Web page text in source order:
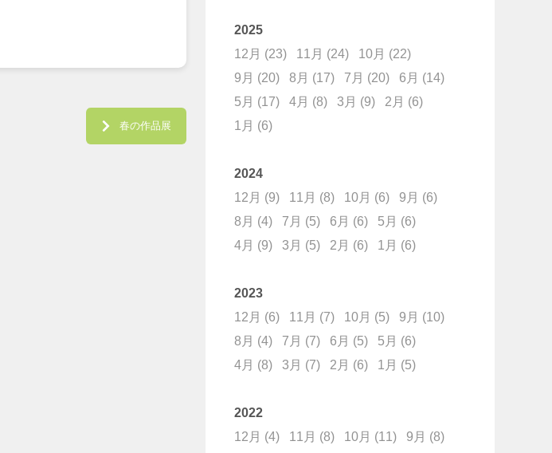
春の作品展
2025
12月 (23) 11月 (24) 10月 (22)
9月 (20) 8月 (17) 7月 (20) 6月 (14)
5月 (17) 4月 (8) 3月 (9) 2月 (6)
1月 (6)
2024
12月 (9) 11月 (8) 10月 (6) 9月 (6)
8月 (4) 7月 (5) 6月 (6) 5月 (6)
4月 (9) 3月 (5) 2月 (6) 1月 (6)
2023
12月 (6) 11月 (7) 10月 (5) 9月 (10)
8月 (4) 7月 (7) 6月 (5) 5月 (6)
4月 (8) 3月 (7) 2月 (6) 1月 (5)
2022
12月 (4) 11月 (8) 10月 (11) 9月 (8)